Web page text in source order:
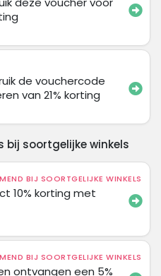
de vouchercode
van 21% korting
bij soortgelijke winkels
BIJ SOORTGELIJKE WINKELS
10% korting met
BIJ SOORTGELIJKE WINKELS
ontvangen een 5%